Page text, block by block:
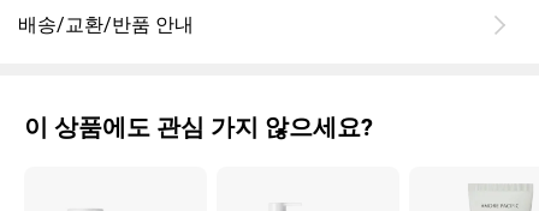
배송/교환/반품 안내
이 상품에도 관심 가지 않으세요?